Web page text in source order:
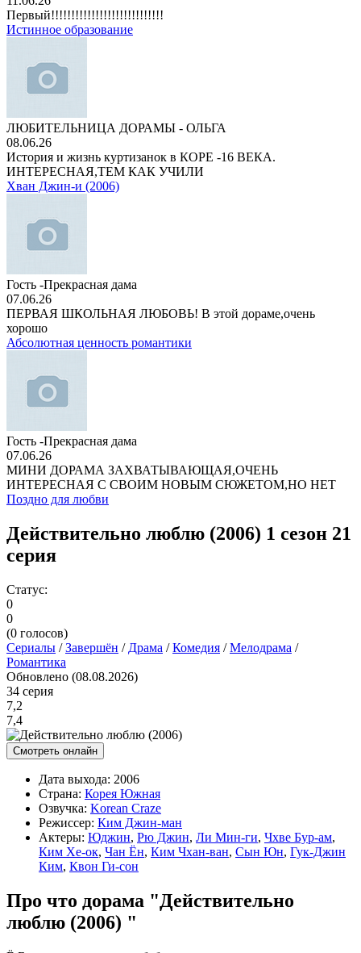
Первый!!!!!!!!!!!!!!!!!!!!!!!!!!!!
Истинное образование
ЛЮБИТЕЛЬНИЦА ДОРАМЫ - ОЛЬГА
08.06.26
История и жизнь куртизанок в КОРЕ -16 ВЕКА.
ИНТЕРЕСНАЯ,ТЕМ КАК УЧИЛИ
Хван Джин-и (2006)
Гость -Прекрасная дама
07.06.26
ПЕРВАЯ ШКОЛЬНАЯ ЛЮБОВЬ! В этой дораме,очень
хорошо
Абсолютная ценность романтики
Гость -Прекрасная дама
07.06.26
МИНИ ДОРАМА ЗАХВАТЫВАЮЩАЯ,ОЧЕНЬ
ИНТЕРЕСНАЯ С СВОИМ НОВЫМ СЮЖЕТОМ,НО НЕТ
Поздно для любви
Действительно люблю (2006) 1 сезон 21
серия
Статус:
0
0
(0 голосов)
Сериалы /Завершён / Драма /Комедия /Мелодрама /
Романтика
Обновлено (08.08.2026)
34 серия
7,2
7,4
Смотреть онлайн
Дата выхода: 2006
Страна: Корея Южная
Озвучка: Korean Craze
Режиссер: Ким Джин-ман
Актеры: Юджин, Рю Джин, Ли Мин-ги, Чхве Бур-ам,
Ким Хе-ок, Чан Ён, Ким Чхан-ван, Сын Юн, Гук-Джин
Ким, Квон Ги-сон
Про что дорама "Действительно
люблю (2006) "